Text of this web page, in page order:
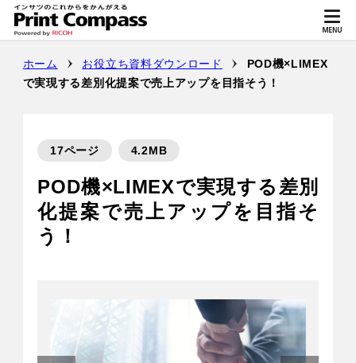
ホーム お役立ち資料ダウンロード
POD機×LIMEX
で実現する差別化提案で売上アップを目指そう！
17ページ 4.2MB
POD機×LIMEXで実現する差別
化提案で売上アップを目指そ
う！